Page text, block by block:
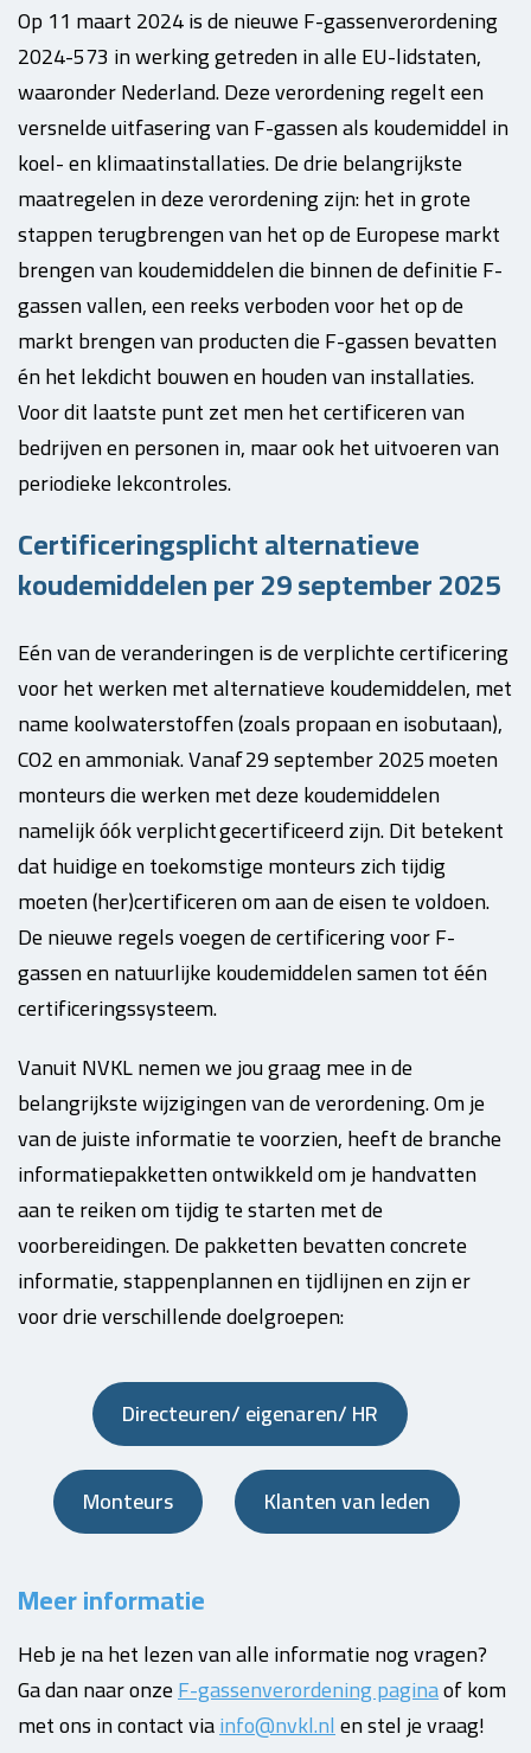
Op 11 maart 2024 is de nieuwe F-gassenverordening
2024-573 in werking getreden in alle EU-lidstaten,
waaronder Nederland. Deze verordening regelt een
versnelde uitfasering van F-gassen als koudemiddel in
koel- en klimaatinstallaties. De drie belangrijkste
maatregelen in deze verordening zijn: het in grote
stappen terugbrengen van het op de Europese markt
brengen van koudemiddelen die binnen de definitie F-
gassen vallen, een reeks verboden voor het op de
markt brengen van producten die F-gassen bevatten
én het lekdicht bouwen en houden van installaties.
Voor dit laatste punt zet men het certificeren van
bedrijven en personen in, maar ook het uitvoeren van
periodieke lekcontroles.
Certificeringsplicht alternatieve
koudemiddelen per 29 september 2025
Eén van de veranderingen is de verplichte certificering
voor het werken met alternatieve koudemiddelen, met
name koolwaterstoffen (zoals propaan en isobutaan),
CO2en ammoniak. Vanaf 29 september 2025 moeten
monteurs die werken met deze koudemiddelen
namelijk óók verplicht gecertificeerd zijn. Dit betekent
dat huidige en toekomstige monteurs zich tijdig
moeten (her)certificeren om aan de eisen te voldoen.
De nieuwe regels voegen de certificering voor F-
gassen en natuurlijke koudemiddelen samen tot één
certificeringssysteem.
Vanuit NVKL nemen we jou graag mee in de
belangrijkste wijzigingen van de verordening. Om je
van de juiste informatie te voorzien, heeft de branche
informatiepakketten ontwikkeld om je handvatten
aan te reiken om tijdig te starten met de
voorbereidingen. De pakketten bevatten concrete
informatie, stappenplannen en tijdlijnen en zijn er
voor drie verschillende doelgroepen:
Directeuren/ eigenaren/ HR
Monteurs Klanten van leden
Meer informatie
Heb je na het lezen van alle informatie nog vragen?
Ga dan naar onzeF-gassenverordening paginaof kom
met ons in contact viainfo@nvkl.nlen stel je vraag!